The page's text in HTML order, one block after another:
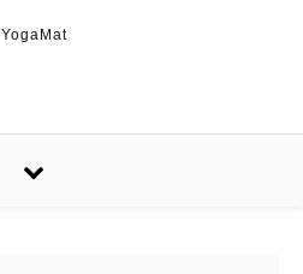
YogaMat